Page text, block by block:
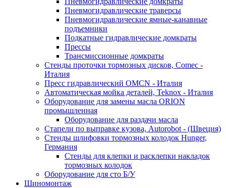
Пневмогидравлические траверсы
Пневмогидравлические ямные-канавные
подъемники
Подкатные гидравлические домкраты
Прессы
Трансмиссионные домкраты
Стенды проточки тормозных дисков, Comec -
Италия
Пресс гидравлический OMCN - Италия
Автоматическая мойка деталей, Teknox - Италия
Оборудование для замены масла ORION
промышленная
Оборудование для раздачи масла
Стапели по выправке кузова, Autorobot - (Швеция)
Стенды шлифовки тормозных колодок Hunger,
Германия
Стенды для клепки и расклепки накладок
тормозных колодок
Оборудование для сто Б/У
Шиномонтаж